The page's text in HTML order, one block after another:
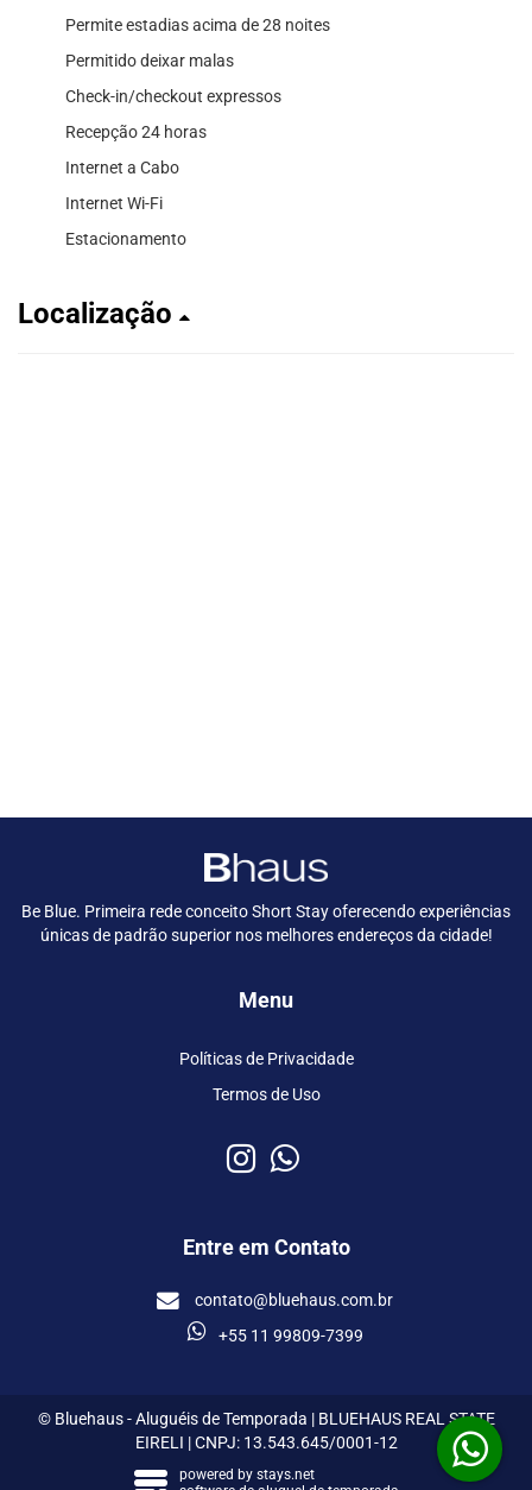
Permite estadias acima de 28 noites
Permitido deixar malas
Check-in/checkout expressos
Recepção 24 horas
Internet a Cabo
Internet Wi-Fi
Estacionamento
Localização
Be Blue. Primeira rede conceito Short Stay oferecendo experiências
únicas de padrão superior nos melhores endereços da cidade!
Menu
Políticas de Privacidade
Termos de Uso
Entre em Contato
contato@bluehaus.com.br
+55 11 99809-7399
© Bluehaus - Aluguéis de Temporada | BLUEHAUS REAL STATE
EIRELI | CNPJ: 13.543.645/0001-12
powered by stays.net